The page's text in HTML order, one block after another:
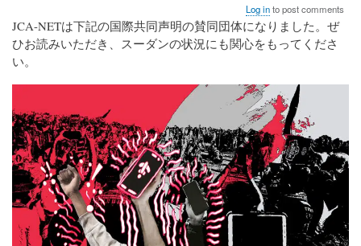
Log into post comments
JCA-NETは下記の国際共同声明の賛同団体になりました。ぜ
ひお読みいただき、スーダンの状況にも関心をもってくださ
い。